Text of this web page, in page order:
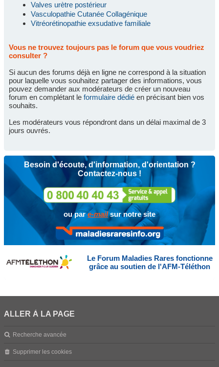
Valves urètre postérieur
Vasculopathie Cutanée Collagénique
Vitréorétinopathie exsudative familiale
Vous ne trouvez toujours pas le forum que vous voudriez
consulter ?
Si aucun des forums déjà en ligne ne correspond à la situation
pour laquelle vous souhaitez partager des informations, vous
pouvez demander aux modérateurs de créer un nouveau
forum en complétant le formulaire dédié en précisant bien vos
souhaits.
Les modérateurs vous répondront dans un délai maximal de 3
jours ouvrés.
Besoin d'écoute, d'information, d'orientation ?
Contactez-nous !
ou pare-mailsur notre site
Le Forum Maladies Rares fonctionne
grâce au soutien de l'AFM-Téléthon
ALLER À LA PAGE
Recherche avancée
Supprimer les cookies